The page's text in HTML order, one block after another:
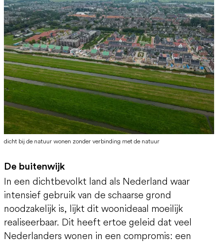
dicht bij de natuur wonen zonder verbinding met de natuur
De buitenwijk
In een dichtbevolkt land als Nederland waar
intensief gebruik van de schaarse grond
noodzakelijk is, lijkt dit woonideaal moeilijk
realiseerbaar. Dit heeft ertoe geleid dat veel
Nederlanders wonen in een compromis: een